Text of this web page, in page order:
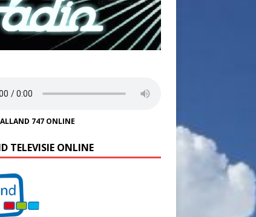
747 ONLINE
TELEVISIE ONLINE